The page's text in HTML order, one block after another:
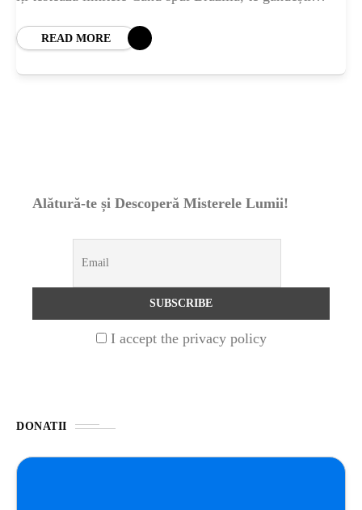
READ MORE
Alătură-te și Descoperă Misterele Lumii!
I accept the privacy policy
DONATII
INSTALEAZ
A
Barajul Trei Defileuri a Încetinit Rotația
Pământului: Mit sau Realitate?
BLOG 2 years ago
Espressor paduri Senseo blocat?Afla cum îl